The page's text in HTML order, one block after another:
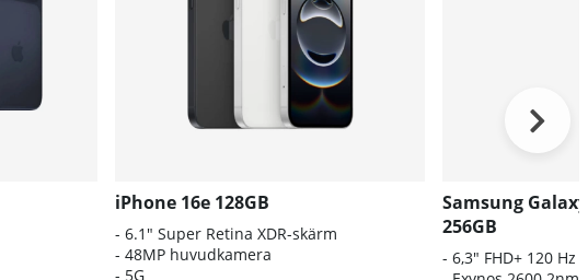
iPhone 16e 128GB
- 6.1″ Super Retina XDR-skärm
- 48MP huvudkamera
- 5G
Samsung Galaxy
256GB
- 6,3" FHD+ 120 Hz